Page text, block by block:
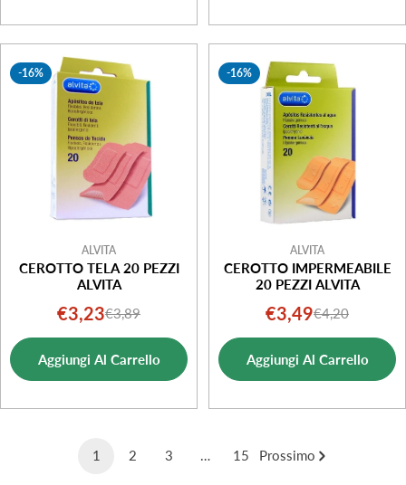
-16%
ALVITA
CEROTTO TELA 20 PEZZI
ALVITA
Prezzo
di
vendita
€3,23Prezzo
normale
€3,89
Aggiungi Al Carrello
-16%
ALVITA
CEROTTO IMPERMEABILE
20 PEZZI ALVITA
Prezzo
di
vendita
€3,49Prezzo
normale
€4,20
Aggiungi Al Carrello
1 2 3 … 15 Prossimo